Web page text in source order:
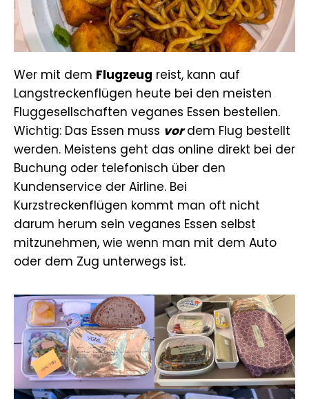
Wer mit dem Flugzeug reist, kann auf
Langstreckenflügen heute bei den meisten
Fluggesellschaften veganes Essen bestellen.
Wichtig: Das Essen muss vordem Flug bestellt
werden. Meistens geht das online direkt bei der
Buchung oder telefonisch über den
Kundenservice der Airline. Bei
Kurzstreckenflügen kommt man oft nicht
darum herum sein veganes Essen selbst
mitzunehmen, wie wenn man mit dem Auto
oder dem Zug unterwegs ist.